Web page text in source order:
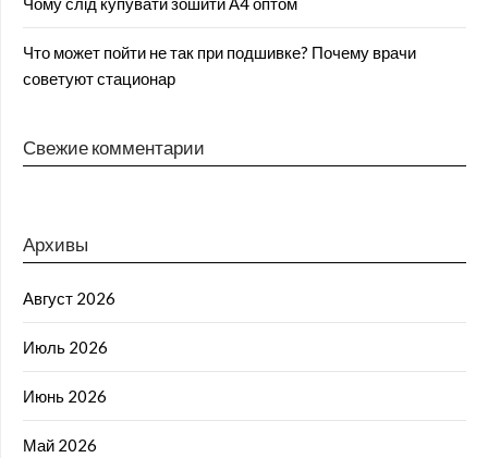
Что может пойти не так при подшивке? Почему врачи
советуют стационар
Свежие комментарии
Архивы
Август 2026
Июль 2026
Июнь 2026
Май 2026